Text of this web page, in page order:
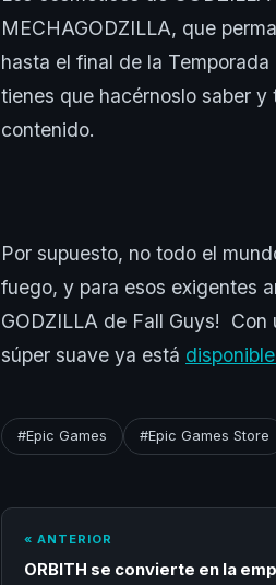
MECHAGODZILLA, que
hasta el final de la
tienes que hacérnoslo saber
contenido.
Por supuesto, no todo el
fuego, y para esos exigentes
GODZILLA de Fall Guys!
súper suave ya está
#Epic Games #Epic Games Store
« ANTERIOR
ORBITH se convierte en la